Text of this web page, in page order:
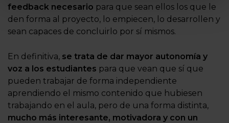
feedback necesario para que sean ellos los que le
den forma al proyecto, lo empiecen, lo desarrollen y
sean capaces de concluirlo por sí mismos.
En definitiva, se trata de dar mayor autonomía y
voz a los estudiantes para que vean que sí que
pueden trabajar de forma independiente
aprendiendo el mismo contenido que hubiesen
trabajando en el aula, pero de una forma distinta,
mucho más interesante, motivadora y con un